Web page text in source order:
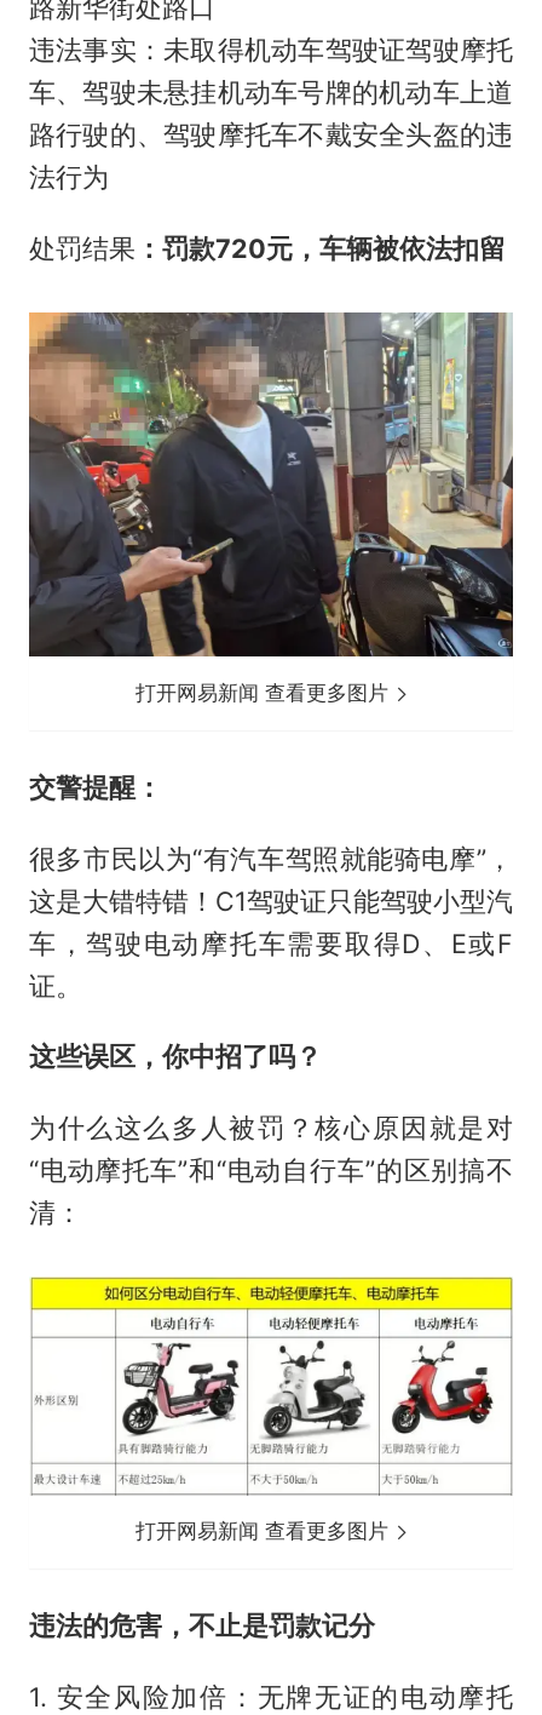
路新华街处路口
违法事实：未取得机动车驾驶证驾驶摩托
车、驾驶未悬挂机动车号牌的机动车上道
路行驶的、驾驶摩托车不戴安全头盔的违
法行为
处罚结果 ：罚款720元，车辆被依法扣留
打开网易新闻 查看更多图片
交警提醒：
很多市民以为“有汽车驾照就能骑电摩”，
这是大错特错！C1驾驶证只能驾驶小型汽
车，驾驶电动摩托车需要取得D、E或F
证。
这些误区，你中招了吗？
为什么这么多人被罚？核心原因就是对
“电动摩托车”和“电动自行车”的区别搞不
清：
打开网易新闻 查看更多图片
违法的危害，不止是罚款记分
1. 安全风险加倍：无牌无证的电动摩托